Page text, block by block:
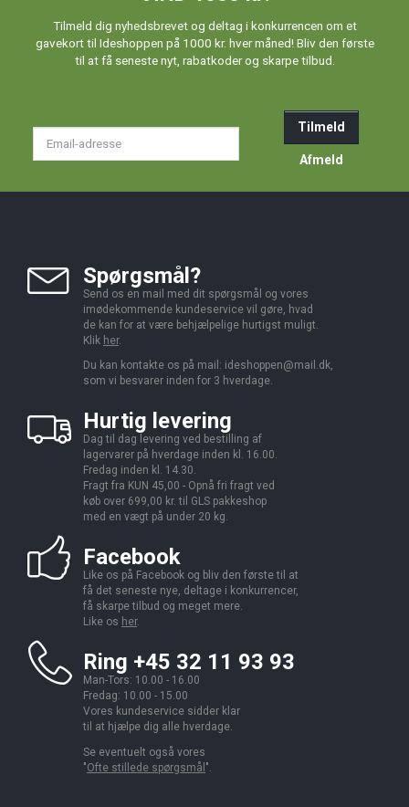
Tilmeld dig nyhedsbrevet og deltag i konkurrencen om et
gavekort til Ideshoppen på 1000 kr. hver måned! Bliv den første
til at få seneste nyt, rabatkoder og skarpe tilbud.
Tilmeld
Afmeld
Spørgsmål?
Send os en mail med dit spørgsmål og vores
imødekommende kundeservice vil gøre, hvad
de kan for at være behjælpelige hurtigst muligt.
Klik her.
Du kan kontakte os på mail: ideshoppen@mail.dk,
som vi besvarer inden for 3 hverdage.
Hurtig levering
Dag til dag levering ved bestilling af
lagervarer på hverdage inden kl. 16.00.
Fredag inden kl. 14.30.
Fragt fra KUN 45,00 - Opnå fri fragt ved
køb over 699,00 kr. til GLS pakkeshop
med en vægt på under 20 kg.
Facebook
Like os på Facebook og bliv den første til at
få det seneste nye, deltage i konkurrencer,
få skarpe tilbud og meget mere.
Like os her.
Ring +45 32 11 93 93
Man-Tors: 10.00 - 16.00
Fredag: 10.00 - 15.00
Vores kundeservice sidder klar
til at hjælpe dig alle hverdage.
Se eventuelt også vores
"Ofte stillede spørgsmål ".